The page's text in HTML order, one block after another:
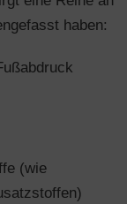
haben:
(wie